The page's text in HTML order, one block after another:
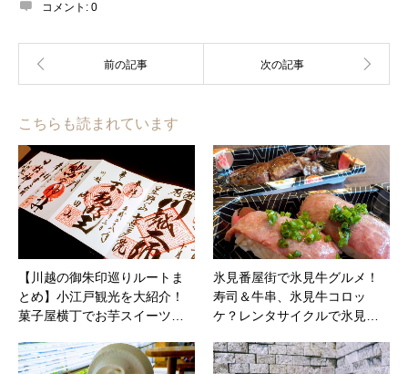
コメント: 0
こちらも読まれています
【川越の御朱印巡りルートま
とめ】小江戸観光を大紹介！
菓子屋横丁でお芋スイーツ…
氷見番屋街で氷見牛グルメ！
寿司＆牛串、氷見牛コロッ
ケ？レンタサイクルで氷見…